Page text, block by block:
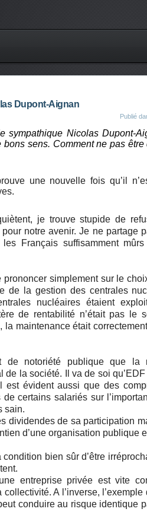
Dupont-Aignan
Publié
sympathique Nicolas Dupont-
sens. Comment ne pas être
une nouvelle fois qu’il
je trouve stupide de
notre avenir. Je ne partage
Français suffisamment
prononcer simplement sur le
de la gestion des centrales
nucléaires étaient
de rentabilité n’était pas le
maintenance était
de notoriété publique que la
la société. Il va de soi
évident aussi que des
certains salariés sur
sain.
dividendes de sa participation
d’une organisation publique
bien sûr d’être
entreprise privée est vite
A l’inverse, l’exemple
conduire au risque identique